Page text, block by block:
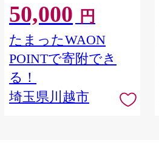
50,000 円
たまったWAON
POINTで寄附でき
る！
埼玉県川越市